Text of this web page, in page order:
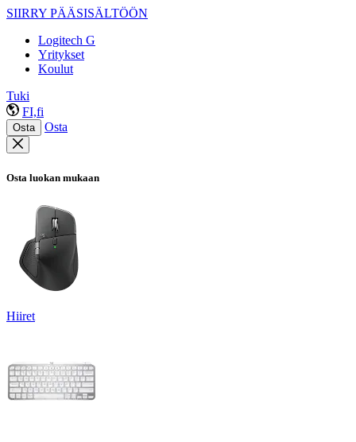
SIIRRY PÄÄSISÄLTÖÖN
Logitech G
Yritykset
Koulut
Tuki
FI,fi
Osta Osta
Osta luokan mukaan
Hiiret